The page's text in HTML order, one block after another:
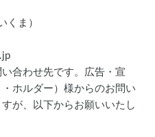
くま）
合わせ先です。広告・宣
ホルダー）様からのお問い
が、以下からお願いいたし